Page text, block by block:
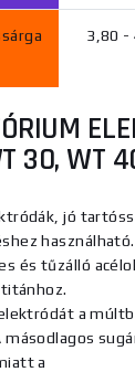
3,80 -
30, WT
jó
használható.
és tűzálló
a
másodlagos
a